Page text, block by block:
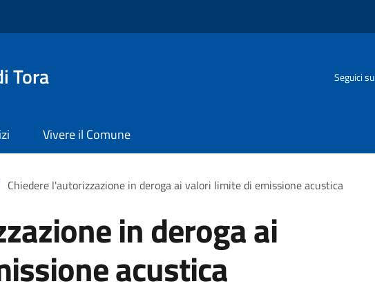
Tora Seguici su
Vivere il Comune
Chiedere l'autorizzazione in deroga ai valori limite di emissione acustica
in deroga ai
acustica